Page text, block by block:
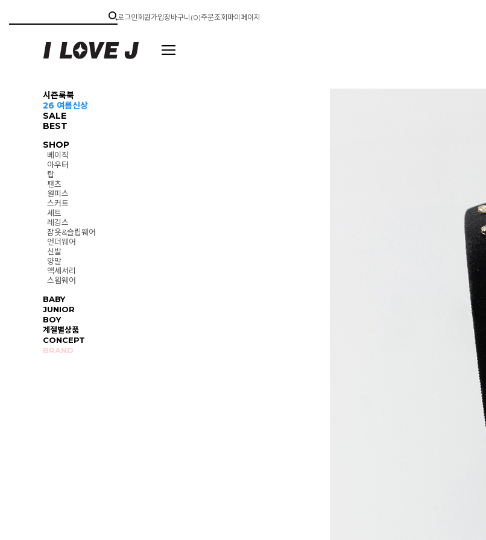
로그인회원가입장바구니(0)주문조회마이페이지
시즌룩북
26 여름신상
SALE
BEST
SHOP
베이직
아우터
탑
팬츠
원피스
스커트
세트
레깅스
잠옷&슬립웨어
언더웨어
신발
양말
액세서리
스윔웨어
BABY
JUNIOR
BOY
계절별상품
CONCEPT
BRAND